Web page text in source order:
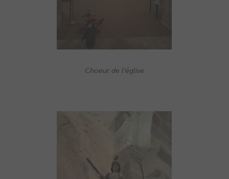
Choeur de l’église